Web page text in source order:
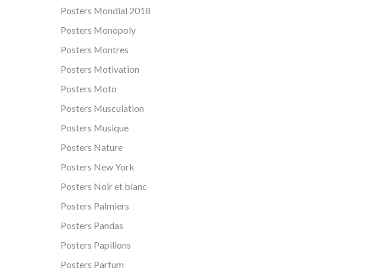
Posters Mondial 2018
Posters Monopoly
Posters Montres
Posters Motivation
Posters Moto
Posters Musculation
Posters Musique
Posters Nature
Posters New York
Posters Noir et blanc
Posters Palmiers
Posters Pandas
Posters Papillons
Posters Parfum